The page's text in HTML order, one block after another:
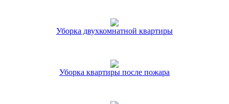
Уборка двухкомнатной квартиры
Уборка квартиры после пожара